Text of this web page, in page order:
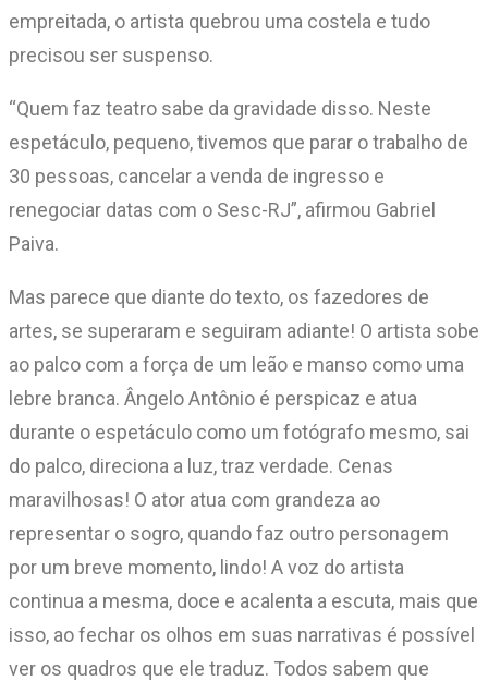
empreitada, o artista quebrou uma costela e tudo
precisou ser suspenso.
“Quem faz teatro sabe da gravidade disso. Neste
espetáculo, pequeno, tivemos que parar o trabalho de
30 pessoas, cancelar a venda de ingresso e
renegociar datas com o Sesc-RJ”, afirmou Gabriel
Paiva.
Mas parece que diante do texto, os fazedores de
artes, se superaram e seguiram adiante! O artista sobe
ao palco com a força de um leão e manso como uma
lebre branca. Ângelo Antônio é perspicaz e atua
durante o espetáculo como um fotógrafo mesmo, sai
do palco, direciona a luz, traz verdade. Cenas
maravilhosas! O ator atua com grandeza ao
representar o sogro, quando faz outro personagem
por um breve momento, lindo! A voz do artista
continua a mesma, doce e acalenta a escuta, mais que
isso, ao fechar os olhos em suas narrativas é possível
ver os quadros que ele traduz. Todos sabem que